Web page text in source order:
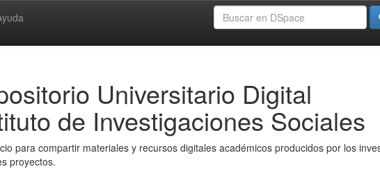
Universitario Digital
de Investigaciones Sociales
para compartir materiales y recursos digitales académicos producidos por los
proyectos.